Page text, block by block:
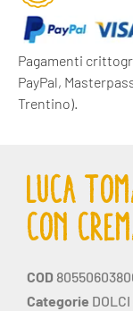
Pagamenti
PayPal,
Trentino).
LUCA
CON
COD
Categorie